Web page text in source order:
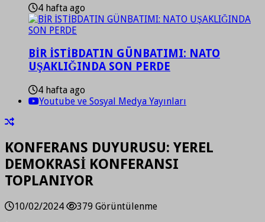
4 hafta ago
BİR İSTİBDATIN GÜNBATIMI: NATO
UŞAKLIĞINDA SON PERDE
4 hafta ago
Youtube ve Sosyal Medya Yayınları
KONFERANS DUYURUSU: YEREL
DEMOKRASİ KONFERANSI
TOPLANIYOR
10/02/2024 379 Görüntülenme